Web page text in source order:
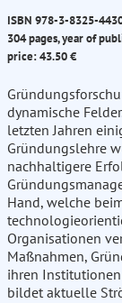
ISBN 978-3-8325-
304 pages, year of
price: 43.50 €
dynamische
letzten Jahren
Gründungslehre
nachhaltigere
Hand, welche
Organisationen
Maßnahmen,
ihren
bildet aktuelle